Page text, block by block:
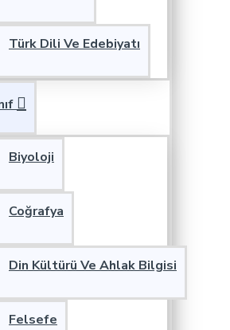
Türk Dili Ve Edebiyatı
Biyoloji
Coğrafya
Din Kültürü Ve Ahlak Bilgisi
Felsefe